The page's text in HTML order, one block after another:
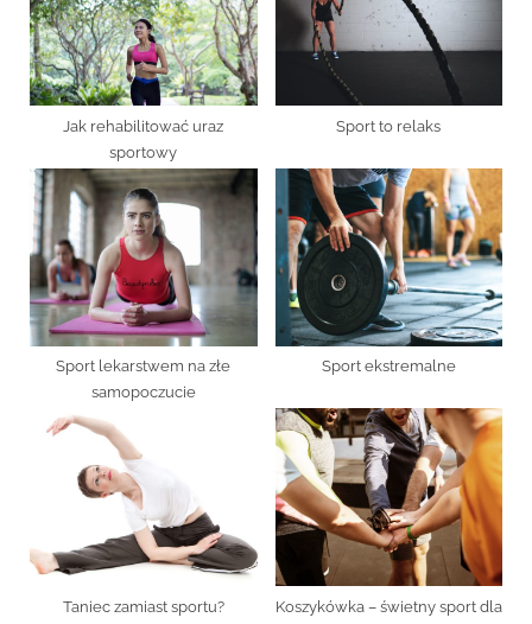
P
o
s
t
t
:
Jak rehabilitować uraz
sportowy
Sport to relaks
Sport lekarstwem na złe
samopoczucie
Sport ekstremalne
Taniec zamiast sportu?
Koszykówka – świetny sport dla